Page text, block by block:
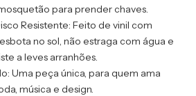
para prender chaves.
Resistente: Feito de vinil com
no sol, não estraga com água e
a leves arranhões.
Uma peça única, para quem ama
música e design.